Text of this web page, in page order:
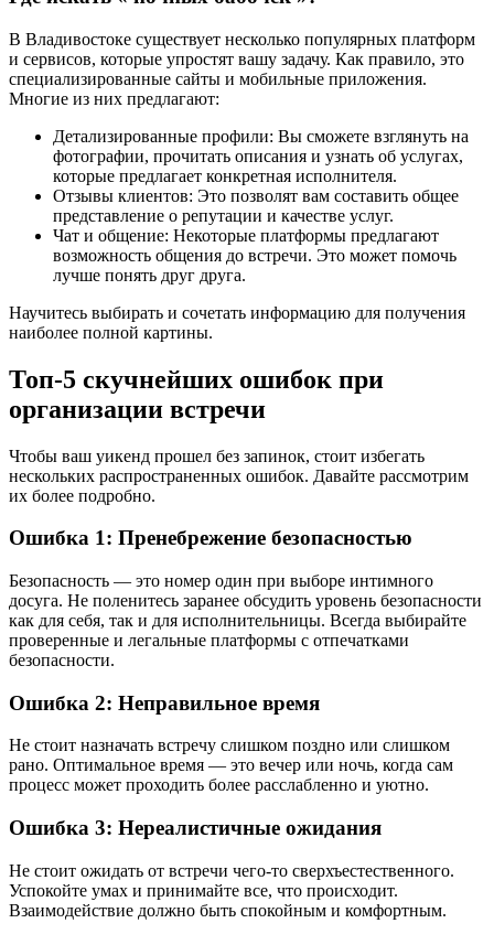
В Владивостоке существует несколько популярных платформ
и сервисов, которые упростят вашу задачу. Как правило, это
специализированные сайты и мобильные приложения.
Многие из них предлагают:
Детализированные профили: Вы сможете взглянуть на
фотографии, прочитать описания и узнать об услугах,
которые предлагает конкретная исполнителя.
Отзывы клиентов: Это позволят вам составить общее
представление о репутации и качестве услуг.
Чат и общение: Некоторые платформы предлагают
возможность общения до встречи. Это может помочь
лучше понять друг друга.
Научитесь выбирать и сочетать информацию для получения
наиболее полной картины.
Топ-5 скучнейших ошибок при
организации встречи
Чтобы ваш уикенд прошел без запинок, стоит избегать
нескольких распространенных ошибок. Давайте рассмотрим
их более подробно.
Ошибка 1: Пренебрежение безопасностью
Безопасность — это номер один при выборе интимного
досуга. Не поленитесь заранее обсудить уровень безопасности
как для себя, так и для исполнительницы. Всегда выбирайте
проверенные и легальные платформы с отпечатками
безопасности.
Ошибка 2: Неправильное время
Не стоит назначать встречу слишком поздно или слишком
рано. Оптимальное время — это вечер или ночь, когда сам
процесс может проходить более расслабленно и уютно.
Ошибка 3: Нереалистичные ожидания
Не стоит ожидать от встречи чего-то сверхъестественного.
Успокойте умах и принимайте все, что происходит.
Взаимодействие должно быть спокойным и комфортным.